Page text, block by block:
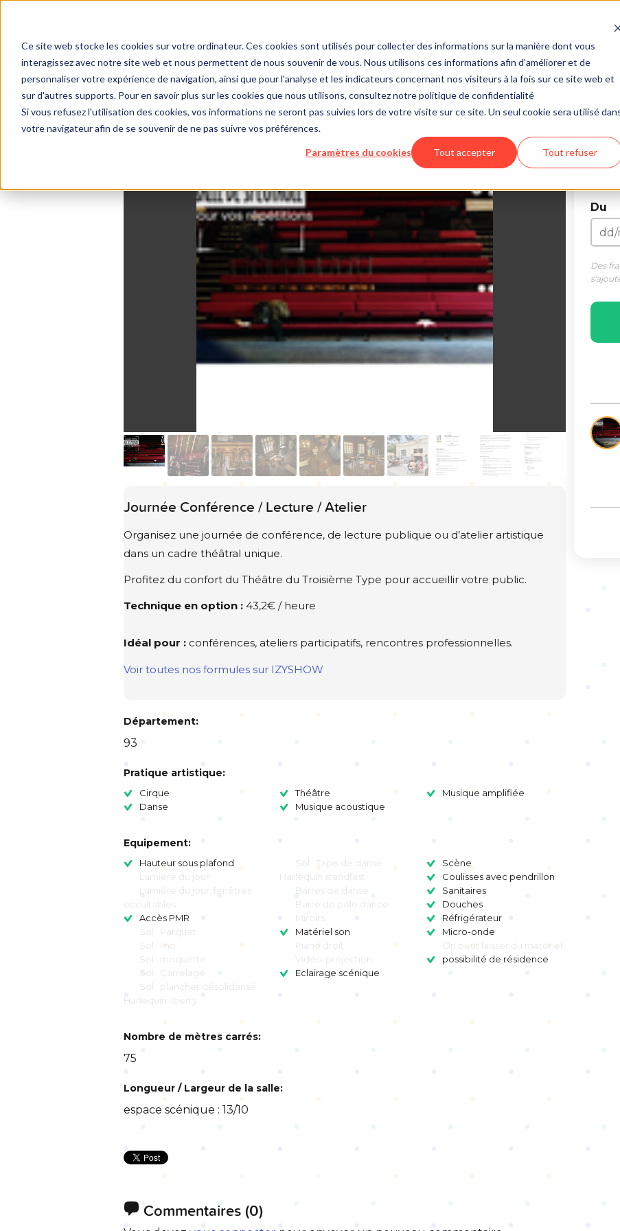
Ce site web stocke les cookies sur votre ordinateur. Ces cookies sont utilisés pour collecter des informations sur la manière dont vous
interagissez avec notre site web et nous permettent de nous souvenir de vous. Nous utilisons ces informations afin d'améliorer et de
personnaliser votre expérience de navigation, ainsi que pour l'analyse et les indicateurs concernant nos visiteurs à la fois sur ce site web et
sur d'autres supports. Pour en savoir plus sur les cookies que nous utilisons, consultez notre politique de confidentialité
Si vous refusez l'utilisation des cookies, vos informations ne seront pas suivies lors de votre visite sur ce site. Un seul cookie sera utilisé
votre navigateur afin de se souvenir de ne pas suivre vos préférences.
Paramètres du cookies Tout accepter Tout refuser
fr
Théâtre du Troisième Type (Conférence / Lecture )
Journée Conférence / Lecture / Atelier
Organisez une journée de conférence, de lecture publique ou d’atelier artistique
dans un cadre théâtral unique.
Profitez du confort du Théâtre du Troisième Type pour accueillir votre public.
Technique en option : 43,2€ / heure
Idéal pour : conférences, ateliers participatifs, rencontres professionnelles.
Voir toutes nos formules sur IZYSHOW
Département:
93
Pratique artistique:
Cirque
Danse
Théâtre
Musique acoustique
Musique amplifiée
Equipement:
Hauteur sous plafond
Lumière du jour
Lumière du jour, fenêtres
occultables
Accès PMR
Sol : Parquet
Sol : lino
Sol : moquette
Sol : Carrelage
Sol : plancher désolidarisé
Harlequin liberty
Sol : Tapis de danse
Harlequin standfast
Barres de danse
Barre de pole dance
Miroirs
Matériel son
Piano droit
Vidéo-projection
Eclairage scénique
Scène
Coulisses avec pendrillon
Sanitaires
Douches
Réfrigérateur
Micro-onde
On peut laisser du matériel
possibilité de résidence
Nombre de mètres carrés:
75
Longueur / Largeur de la salle:
espace scénique : 13/10
Commentaires (0)
Du
Des